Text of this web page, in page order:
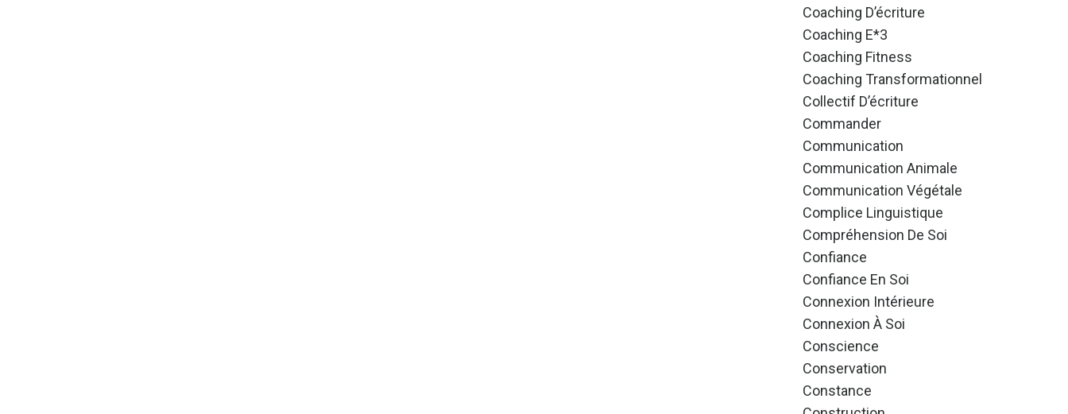
Coaching D’écriture
Coaching E*3
Coaching Fitness
Coaching Transformationnel
Collectif D’écriture
Commander
Communication
Communication Animale
Communication Végétale
Complice Linguistique
Compréhension De Soi
Confiance
Confiance En Soi
Connexion Intérieure
Connexion À Soi
Conscience
Conservation
Constance